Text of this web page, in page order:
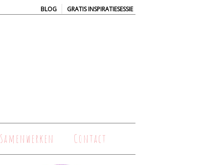
BLOG | GRATIS INSPIRATIESESSIE
Samenwerken Contact